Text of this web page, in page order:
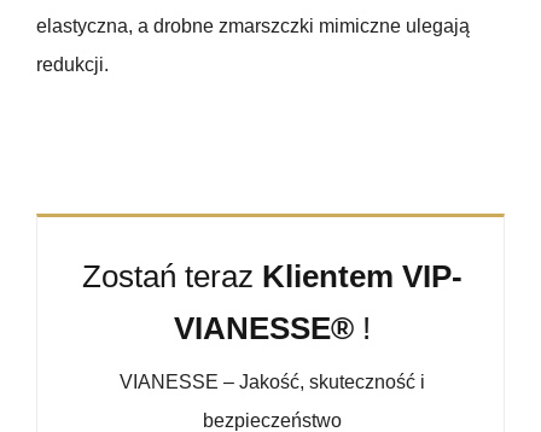
elastyczna, a drobne zmarszczki mimiczne ulegają
redukcji.
Zostań teraz Klientem VIP-
VIANESSE® !
VIANESSE – Jakość, skuteczność i
bezpieczeństwo